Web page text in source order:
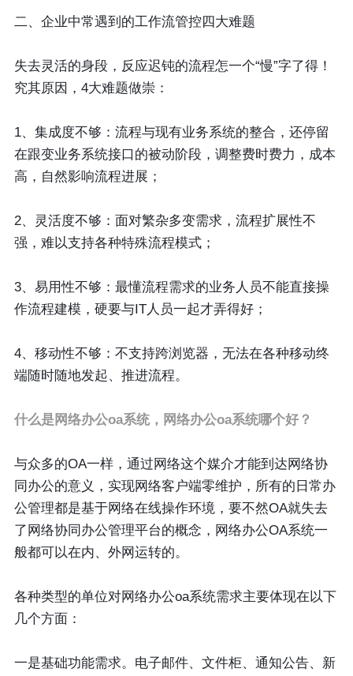
二、企业中常遇到的工作流管控四大难题
失去灵活的身段，反应迟钝的流程怎一个“慢”字了得！
究其原因，4大难题做崇：
1、集成度不够：流程与现有业务系统的整合，还停留
在跟变业务系统接口的被动阶段，调整费时费力，成本
高，自然影响流程进展；
2、灵活度不够：面对繁杂多变需求，流程扩展性不
强，难以支持各种特殊流程模式；
3、易用性不够：最懂流程需求的业务人员不能直接操
作流程建模，硬要与IT人员一起才弄得好；
4、移动性不够：不支持跨浏览器，无法在各种移动终
端随时随地发起、推进流程。
什么是网络办公oa系统，网络办公oa系统哪个好？
与众多的OA一样，通过网络这个媒介才能到达网络协
同办公的意义，实现网络客户端零维护，所有的日常办
公管理都是基于网络在线操作环境，要不然OA就失去
了网络协同办公管理平台的概念，网络办公OA系统一
般都可以在内、外网运转的。
各种类型的单位对网络办公oa系统需求主要体现在以下
几个方面：
一是基础功能需求。电子邮件、文件柜、通知公告、新